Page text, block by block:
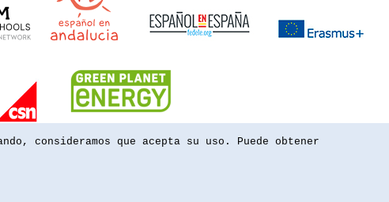
consideramos que acepta su uso. Puede obtener